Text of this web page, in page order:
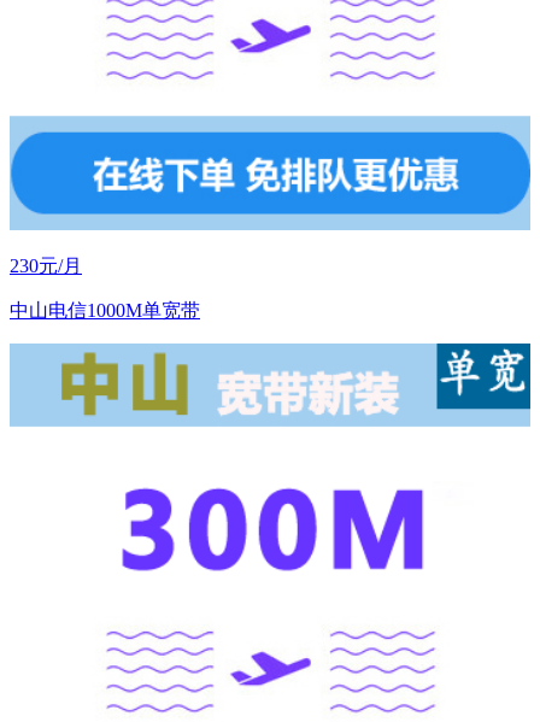
230元/月
中山电信1000M单宽带